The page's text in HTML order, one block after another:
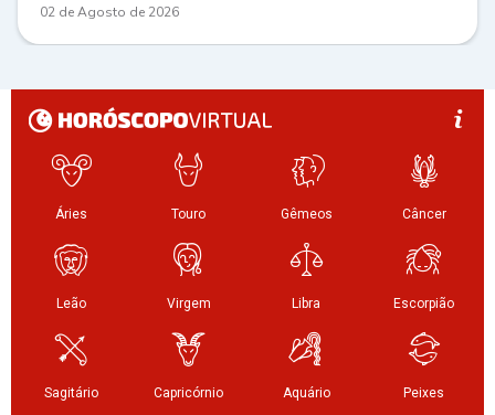
02 de Agosto de 2026